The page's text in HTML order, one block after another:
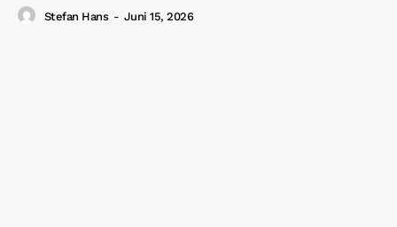
Stefan Hans - Juni 15, 2026